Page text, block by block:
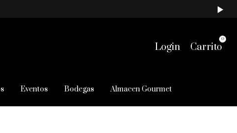
Login Carrito
0
Eventos Bodegas Almacen Gourmet